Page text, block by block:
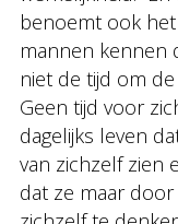
benoemt ook het
mannen kennen
niet de tijd om
Geen tijd voor
dagelijks leven
van zichzelf zien
dat ze maar